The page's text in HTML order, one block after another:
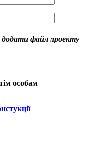
додати файл проекту
особам